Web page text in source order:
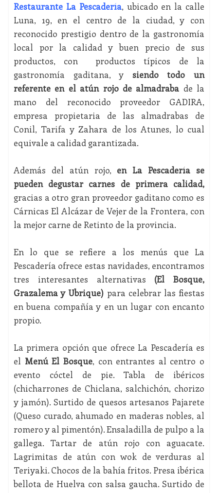
Restaurante La Pescadería, ubicado en la calle
Luna, 19, en el centro de la ciudad, y con
reconocido prestigio dentro de la gastronomía
local por la calidad y buen precio de sus
productos, con productos típicos de la
gastronomía gaditana, y siendo todo un
referente en el atún rojo de almadraba de la
mano del reconocido proveedor GADIRA,
empresa propietaria de las almadrabas de
Conil, Tarifa y Zahara de los Atunes, lo cual
equivale a calidad garantizada.
Además del atún rojo, en La Pescadería se
pueden degustar carnes de primera calidad,
gracias a otro gran proveedor gaditano como es
Cárnicas El Alcázar de Vejer de la Frontera, con
la mejor carne de Retinto de la provincia.
En lo que se refiere a los menús que La
Pescadería ofrece estas navidades, encontramos
tres interesantes alternativas (El Bosque,
Grazalema y Ubrique) para celebrar las fiestas
en buena compañía y en un lugar con encanto
propio.
La primera opción que ofrece La Pescadería es
el Menú El Bosque, con entrantes al centro o
evento cóctel de pie. Tabla de ibéricos
(chicharrones de Chiclana, salchichón, chorizo
y jamón). Surtido de quesos artesanos Pajarete
(Queso curado, ahumado en maderas nobles, al
romero y al pimentón). Ensaladilla de pulpo a la
gallega. Tartar de atún rojo con aguacate.
Lagrimitas de atún con wok de verduras al
Teriyaki. Chocos de la bahía fritos. Presa ibérica
bellota de Huelva con salsa gaucha. Surtido de